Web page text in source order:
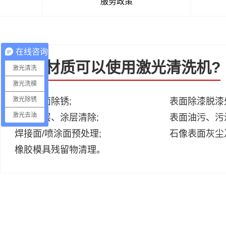
哪些材质可以使用激光清洗机?
金属表面除锈;
表面除漆脱
表面镀层、涂层清除;
表面油污、
焊接面/喷涂面预处理;
石像表面灰
橡胶模具残留物清理。
在线咨询
激光清洗
激光洗模
激光除锈
激光去油